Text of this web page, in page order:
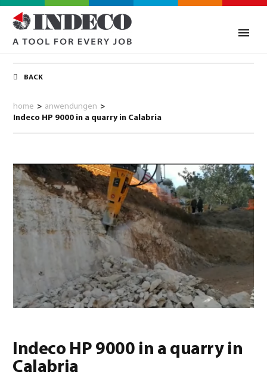
BACK
home > anwendungen >
Indeco HP 9000 in a quarry in Calabria
Indeco HP 9000 in a quarry in
Calabria